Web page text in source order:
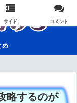
め
略するのが
サイド コメント